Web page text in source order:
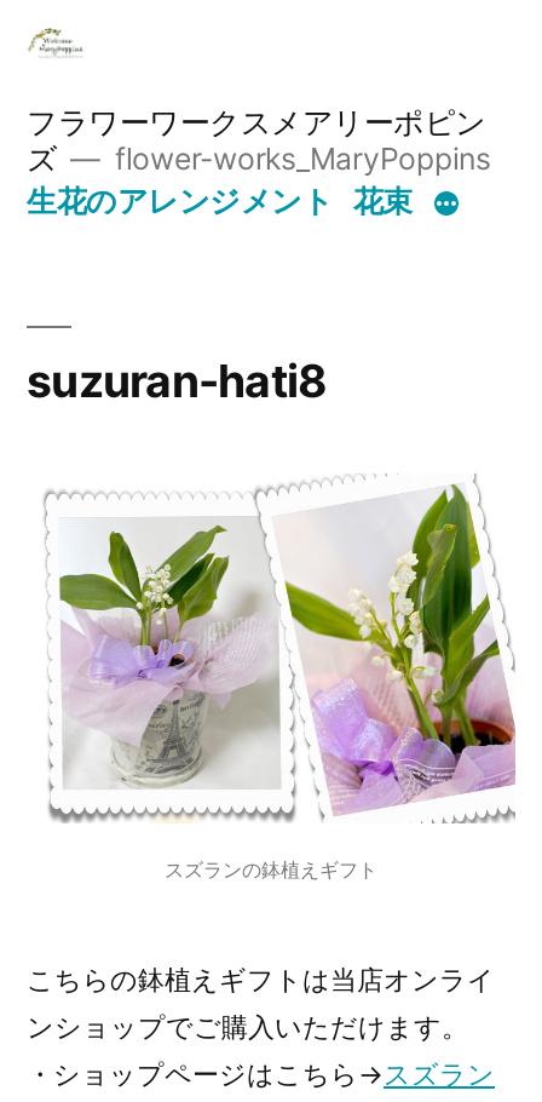
フラワーワークスメアリーポピン
ズ
flower-works_MaryPoppins
生花のアレンジメント
花束
suzuran-hati8
スズランの鉢植えギフト
こちらの鉢植えギフトは当店オンライ
ンショップでご購入いただけます。
・ショップページはこちら→スズラン